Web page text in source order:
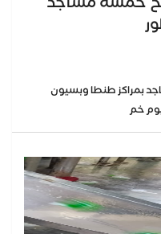
خمسة مساجد
بمراكز طنطا وبسيون
خم